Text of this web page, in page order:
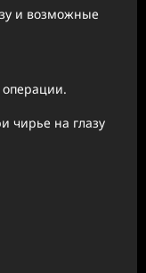
чирье на глазу